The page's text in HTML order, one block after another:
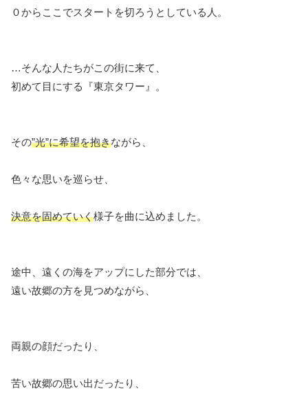
０からここでスタートを切ろうとしている人。
…そんな人たちがこの街に来て、
初めて目にする『東京タワー』。
その”光”に希望を抱きながら、
色々な思いを巡らせ、
決意を固めていく様子を曲に込めました。
途中、遠くの海をアップにした部分では、
遠い故郷の方を見つめながら、
両親の顔だったり、
苦い故郷の思い出だったり、